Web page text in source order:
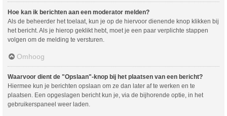
Hoe kan ik berichten aan een moderator melden?
Als de beheerder het toelaat, kun je op de hiervoor dienende knop klikken bij
het bericht. Als je hierop geklikt hebt, moet je een paar verplichte stappen
volgen om de melding te versturen.
Omhoog
Waarvoor dient de "Opslaan"-knop bij het plaatsen van een bericht?
Hiermee kun je berichten opslaan om ze dan later af te werken en te
plaatsen. Een opgeslagen bericht kun je, via de bijhorende optie, in het
gebruikerspaneel weer laden.